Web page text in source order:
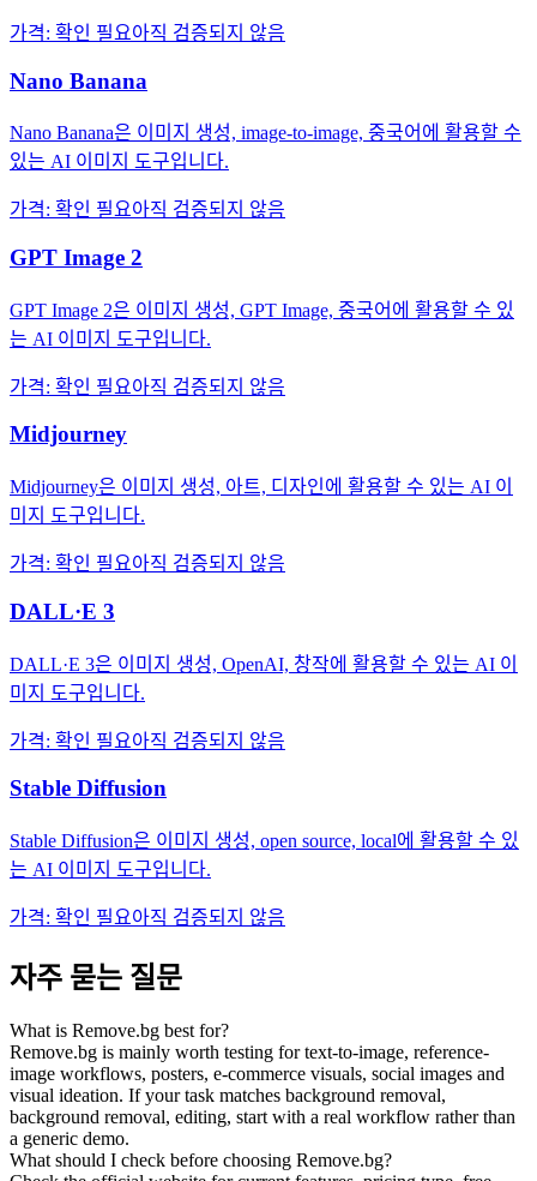
가격: 확인 필요아직 검증되지 않음
Nano Banana
Nano Banana은 이미지 생성, image-to-image, 중국어에 활용할 수
있는 AI 이미지 도구입니다.
가격: 확인 필요아직 검증되지 않음
GPT Image 2
GPT Image 2은 이미지 생성, GPT Image, 중국어에 활용할 수 있
는 AI 이미지 도구입니다.
가격: 확인 필요아직 검증되지 않음
Midjourney
Midjourney은 이미지 생성, 아트, 디자인에 활용할 수 있는 AI 이
미지 도구입니다.
가격: 확인 필요아직 검증되지 않음
DALL·E 3
DALL·E 3은 이미지 생성, OpenAI, 창작에 활용할 수 있는 AI 이
미지 도구입니다.
가격: 확인 필요아직 검증되지 않음
Stable Diffusion
Stable Diffusion은 이미지 생성, open source, local에 활용할 수 있
는 AI 이미지 도구입니다.
가격: 확인 필요아직 검증되지 않음
자주 묻는 질문
What is Remove.bg best for?
Remove.bg is mainly worth testing for text-to-image, reference-
image workflows, posters, e-commerce visuals, social images and
visual ideation. If your task matches background removal,
background removal, editing, start with a real workflow rather than
a generic demo.
What should I check before choosing Remove.bg?